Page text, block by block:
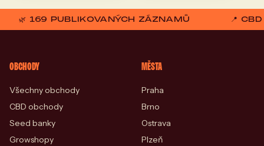
🌿 169 PUBLIKOVANÝCH ZÁZNAMŮ 📍
OBCHODY
Všechny obchody
CBD obchody
Seed banky
Growshopy
MĚSTA
Praha
Brno
Ostrava
Plzeň